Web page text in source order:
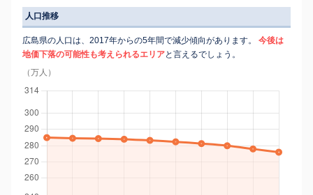
人口推移
広島県の人口は、2017年からの5年間で減少傾向があります。
今後は
地価下落の可能性も考えられるエリアと言えるでしょう。
（万人）